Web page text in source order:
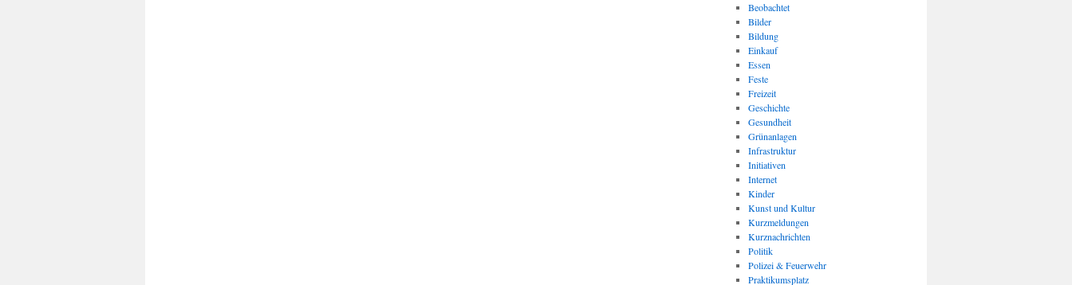
Beobachtet
Bilder
Bildung
Einkauf
Essen
Feste
Freizeit
Geschichte
Gesundheit
Grünanlagen
Infrastruktur
Initiativen
Internet
Kinder
Kunst und Kultur
Kurzmeldungen
Kurznachrichten
Politik
Polizei & Feuerwehr
Praktikumsplatz